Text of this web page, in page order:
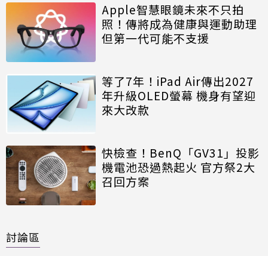
Apple智慧眼鏡未來不只拍
照！傳將成為健康與運動助理
但第一代可能不支援
等了7年！iPad Air傳出2027
年升級OLED螢幕 機身有望迎
來大改款
快檢查！BenQ「GV31」投影
機電池恐過熱起火 官方祭2大
召回方案
討論區